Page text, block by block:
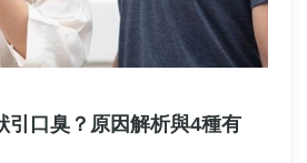
引口臭？原因解析與4種有